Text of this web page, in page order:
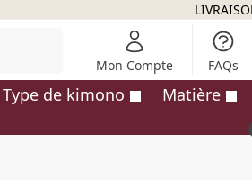
Mon Compte FAQs
Type de kimono
Matière